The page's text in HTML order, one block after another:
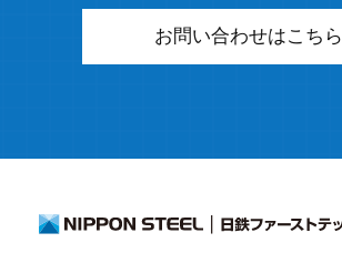
お問い合わせはこちら